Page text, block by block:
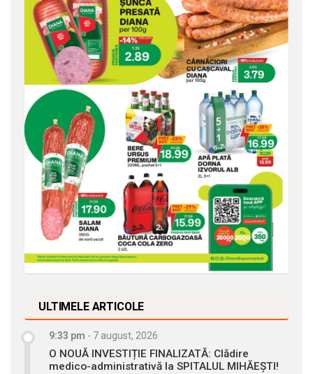
ULTIMELE ARTICOLE
9:33 pm - 7 august, 2026
O NOUĂ INVESTIȚIE FINALIZATĂ: Clădire
medico-administrativă la SPITALUL MIHĂEȘTI!